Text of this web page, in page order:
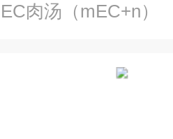
肉汤（mEC+n）